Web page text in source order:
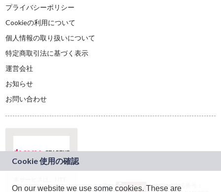
On our website we use some cookies. These are
プライバシーポリシー
Cookieの利用について
個人情報の取り扱いについて
特定商取引法に基づく表示
運営会社
お知らせ
お問い合わせ
ドコモグループの新
JASRAC許諾番号：